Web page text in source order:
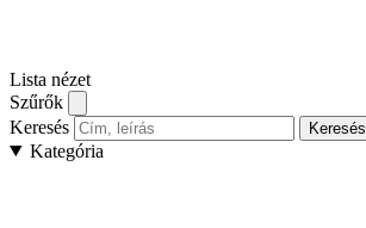
Lista nézet
Szűrők
Keresés
Keresés
Kategória